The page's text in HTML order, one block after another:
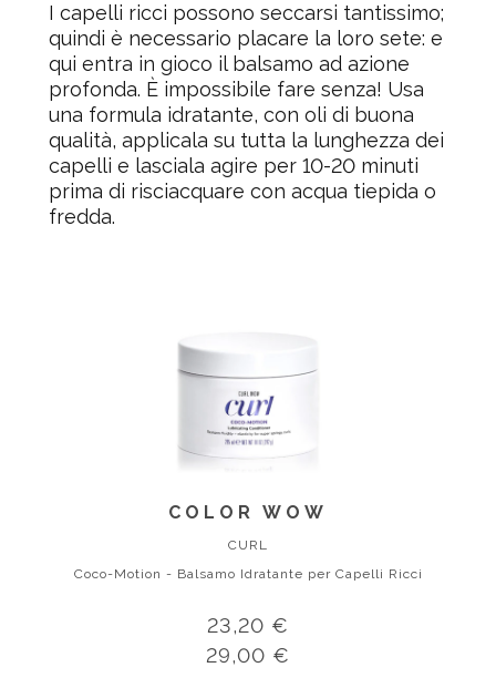
I capelli ricci possono seccarsi tantissimo;
quindi è necessario placare la loro sete: e
qui entra in gioco il balsamo ad azione
profonda. È impossibile fare senza! Usa
una formula idratante, con oli di buona
qualità, applicala su tutta la lunghezza dei
capelli e lasciala agire per 10-20 minuti
prima di risciacquare con acqua tiepida o
fredda.
COLOR WOW
CURL
Coco-Motion - Balsamo Idratante per Capelli Ricci
23,20 €
29,00 €